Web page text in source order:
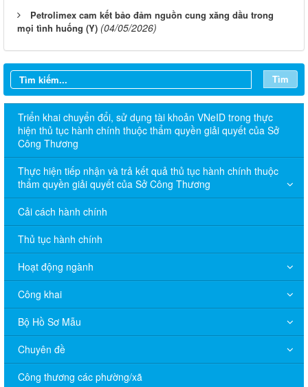
Petrolimex cam kết bảo đảm nguồn cung xăng dầu trong
mọi tình huống (Y) (04/05/2026)
Tìm
Triển khai chuyển đổi, sử dụng tài khoản VNeID trong thực
hiện thủ tục hành chính thuộc thẩm quyền giải quyết của Sở
Công Thương
Thực hiện tiếp nhận và trả kết quả thủ tục hành chính thuộc
thẩm quyền giải quyết của Sở Công Thương
Cải cách hành chính
Thủ tục hành chính
Hoạt động ngành
Công khai
Bộ Hồ Sơ Mẫu
Chuyên đề
Công thương các phường/xã